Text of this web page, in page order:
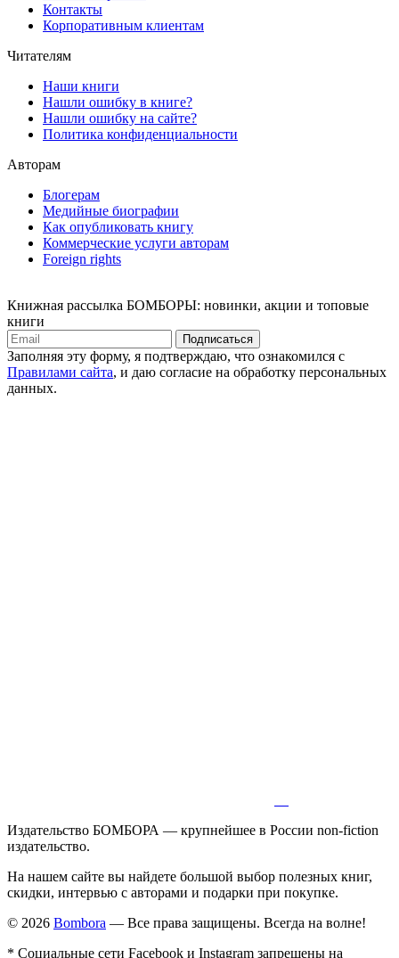
Контакты
Корпоративным клиентам
Читателям
Наши книги
Нашли ошибку в книге?
Нашли ошибку на сайте?
Политика конфиденциальности
Авторам
Блогерам
Медийные биографии
Как опубликовать книгу
Коммерческие услуги авторам
Foreign rights
Книжная рассылка БОМБОРЫ: новинки, акции и топовые
книги
Подписаться
Заполняя эту форму, я подтверждаю, что ознакомился с
Правилами сайта, и даю согласие на обработку персональных
данных.
Издательство БОМБОРА — крупнейшее в России non-fiction
издательство.
На нашем сайте вы найдете большой выбор полезных книг,
скидки, интервью с авторами и подарки при покупке.
© 2026 Bombora — Все права защищены. Всегда на волне!
* Социальные сети Facebook и Instagram запрещены на